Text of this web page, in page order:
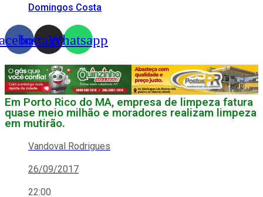
Domingos Costa
InstagramWhatsapp
Em Porto Rico do MA, empresa de limpeza fatura
quase meio milhão e moradores realizam limpeza
em mutirão.
Vandoval Rodrigues
26/09/2017
22:00